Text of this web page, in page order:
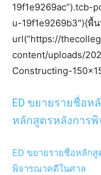
19f1e9269ac”).tcb-
u-19f1e9269b3″){พื้
url(“https://
content/uploads/
Constructing-
ED ขยายรายชื่อห
หลักสูตรหลังการ
ED ขยายรายชื่อหลัก
พิจารณาคดีในศาล